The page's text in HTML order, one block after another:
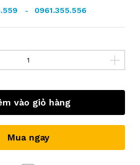
- 0961.355.556
vào giỏ hàng
Mua ngay